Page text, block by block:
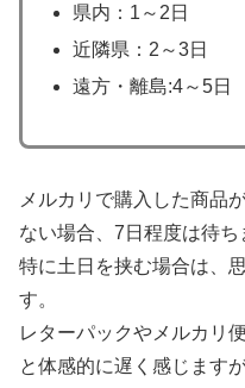
県内：1～2日
近隣県：2～3日
遠方・離島:4～5日
メルカリで購入した商品
ない場合、7日程度は待ち
特に土日を挟む場合は、
す。
レターパックやメルカリ
と体感的に遅く感じます